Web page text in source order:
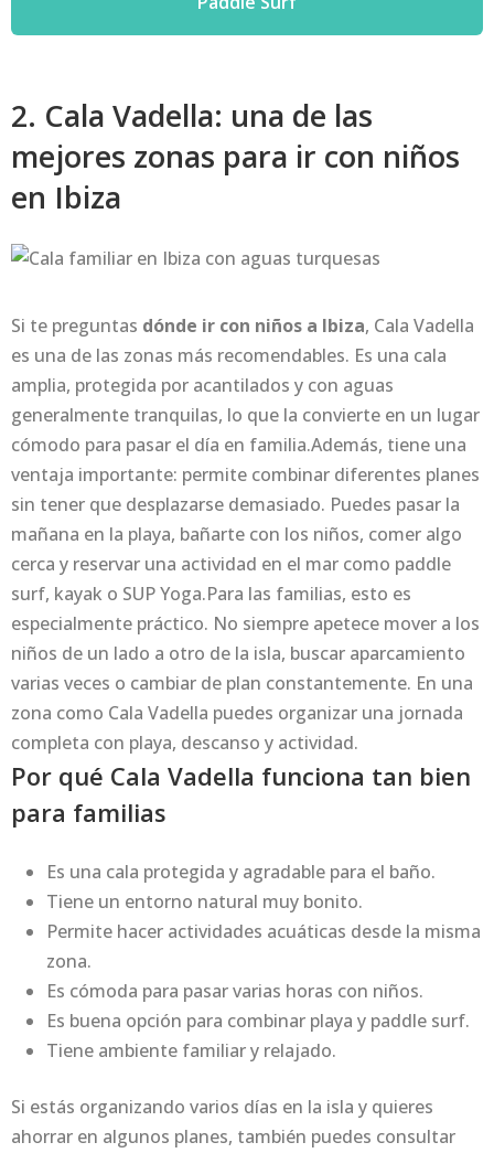
2. Cala Vadella: una de las
mejores zonas para ir con niños
en Ibiza
Si te preguntas dónde ir con niños a Ibiza, Cala Vadella
es una de las zonas más recomendables. Es una cala
amplia, protegida por acantilados y con aguas
generalmente tranquilas, lo que la convierte en un lugar
cómodo para pasar el día en familia.Además, tiene una
ventaja importante: permite combinar diferentes planes
sin tener que desplazarse demasiado. Puedes pasar la
mañana en la playa, bañarte con los niños, comer algo
cerca y reservar una actividad en el mar como paddle
surf, kayak o SUP Yoga.Para las familias, esto es
especialmente práctico. No siempre apetece mover a los
niños de un lado a otro de la isla, buscar aparcamiento
varias veces o cambiar de plan constantemente. En una
zona como Cala Vadella puedes organizar una jornada
completa con playa, descanso y actividad.
Por qué Cala Vadella funciona tan bien
para familias
Es una cala protegida y agradable para el baño.
Tiene un entorno natural muy bonito.
Permite hacer actividades acuáticas desde la misma
zona.
Es cómoda para pasar varias horas con niños.
Es buena opción para combinar playa y paddle surf.
Tiene ambiente familiar y relajado.
Si estás organizando varios días en la isla y quieres
ahorrar en algunos planes, también puedes consultar